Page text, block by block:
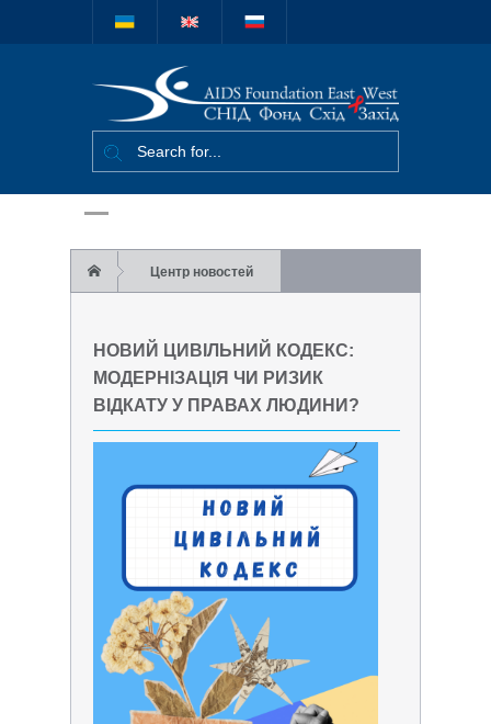
Міжнародний
благодійний
фонд "СНІД
Захід"
Центр новостей
ризик відкату у правах людини?
НОВИЙ ЦИВІЛЬНИЙ КОДЕКС:
МОДЕРНІЗАЦІЯ ЧИ РИЗИК
ВІДКАТУ У ПРАВАХ ЛЮДИНИ?